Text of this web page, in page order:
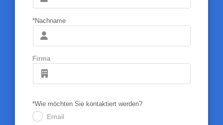
*Nachname
Firma
*Wie möchten Sie kontaktiert werden?
Email